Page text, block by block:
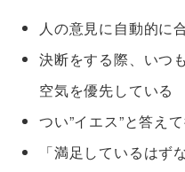
人の意見に自動的に
決断をする際、いつ
空気を優先している
つい”イエス”と答え
「満足しているはず